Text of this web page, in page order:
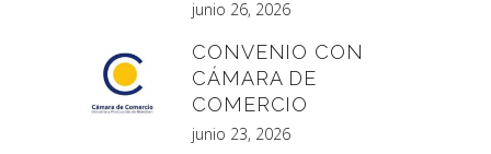
junio 26, 2026
CONVENIO CON
CÁMARA DE
COMERCIO
junio 23, 2026